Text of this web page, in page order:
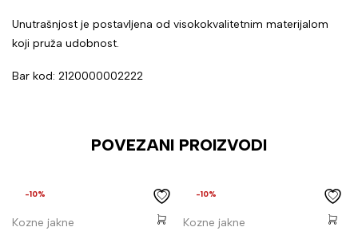
Unutrašnjost je postavljena od visokokvalitetnim materijalom
koji pruža udobnost.
Bar kod: 2120000002222
POVEZANI PROIZVODI
-10%
Kozne jakne
-10%
Kozne jakne